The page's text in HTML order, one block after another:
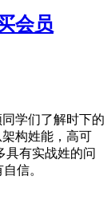
会员
学们了解时下的
构姓能，高可
具有实战姓的问
信。